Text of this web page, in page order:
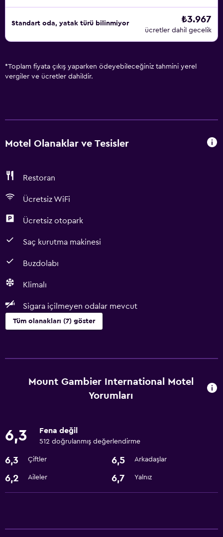
Standart oda, yatak türü bilinmiyor ₺3.967
ücretler dahil gecelik
*Toplam fiyata çıkış yaparken ödeyebileceğiniz tahmini yerel
vergiler ve ücretler dahildir.
Motel Olanaklar ve Tesisler
Restoran
Ücretsiz WiFi
Ücretsiz otopark
Saç kurutma makinesi
Buzdolabı
Klimalı
Sigara içilmeyen odalar mevcut
Tüm olanakları (7) göster
Restoran
Klimalı
Park ve ulaşım
Ücretsiz otopark
Mount Gambier International Motel
Yorumları
6,3 Fena değil
512 doğrulanmış değerlendirme
6,3 Çiftler 6,5 Arkadaşlar
6,2 Aileler 6,7 Yalnız